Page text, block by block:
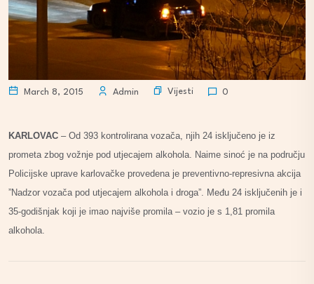
March 8, 2015 Admin Vijesti 0
KARLOVAC – Od 393 kontrolirana vozača, njih 24 isključeno je iz
prometa zbog vožnje pod utjecajem alkohola. Naime sinoć je na području
Policijske uprave karlovačke provedena je preventivno-represivna akcija
”Nadzor vozača pod utjecajem alkohola i droga”. Među 24 isključenih je i
35-godišnjak koji je imao najviše promila – vozio je s 1,81 promila
alkohola.